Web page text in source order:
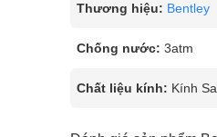
Thương hiệu: Bentley
Chống nước: 3atm
Chất liệu kính: Kính